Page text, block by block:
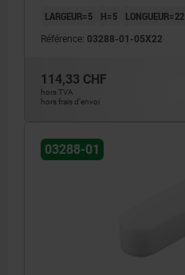
LARGEUR=5 H=5 LONGUEUR=22
Référence: 03288-01-05X22
114,33 CHF
hors TVA
hors frais d’envoi
03288-01